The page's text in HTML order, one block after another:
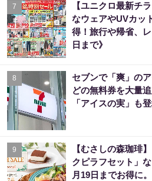
7
【ユニクロ最新チ
なウェアやUVカッ
得！旅行や帰省、
日まで》
8
セブンで「爽」の
どの無料券を大量
「アイスの実」も
9
【むさしの森珈琲
クピラフセット」
月19日までお得に。